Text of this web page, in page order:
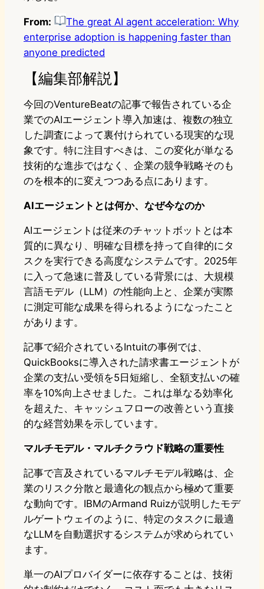
From:
The great AI agent acceleration: Why
enterprise adoption is happening faster than
anyone predicted
【編集部解説】
今回のVentureBeatの記事で報告されている企
業でのAIエージェント導入加速は、複数の独立
した調査によって裏付けられている現実的な現
象です。特に注目すべきは、この変化が単なる
技術的な進歩ではなく、企業の競争戦略そのも
のを根本的に変えつつある点にあります。
AIエージェントとは何か、なぜ今なのか
AIエージェントは従来のチャットボットとは本
質的に異なり、明確な目標を持って自律的にタ
スクを実行できる高度なシステムです。2025年
に入って急速に普及している背景には、大規模
言語モデル（LLM）の性能向上と、企業が実際
に測定可能な成果を得られるようになったこと
があります。
記事で紹介されているIntuitの事例では、
QuickBooksに導入された請求書エージェントが
企業の支払い受領を5日短縮し、全額支払いの確
率を10%向上させました。これは単なる効率化
を超えた、キャッシュフローの改善という直接
的な経営効果を示しています。
マルチモデル・マルチクラウド戦略の重要性
記事で言及されているマルチモデル戦略は、企
業のリスク分散と最適化の観点から極めて重要
な動向です。IBMのArmand Ruizが説明したモデ
ルゲートウェイのように、特定のタスクに最適
なLLMを自動選択するシステムが求められてい
ます。
単一のAIプロバイダーに依存することは、技術